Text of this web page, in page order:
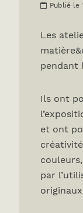
Publié le
Les
pendant
Ils ont
et ont
par